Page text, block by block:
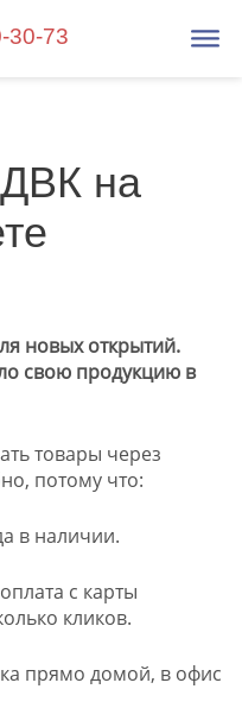
30-73
на
новых открытий.
свою продукцию в
товары через
потому что:
в наличии.
с карты
кликов.
прямо домой, в офис